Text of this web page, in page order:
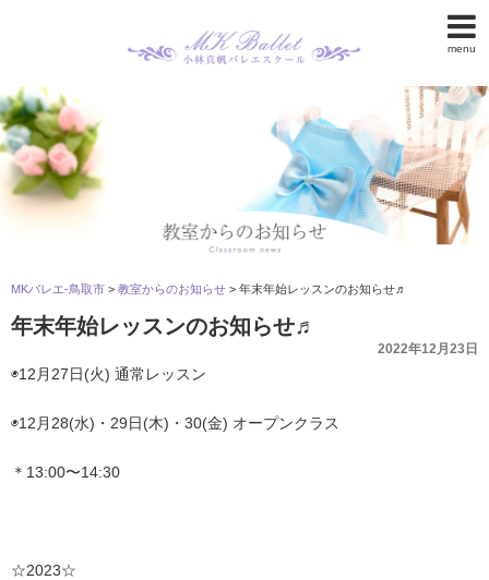
menu
MKバレエ-鳥取市 > 教室からのお知らせ > 年末年始レッスンのお知らせ♬
年末年始レッスンのお知らせ♬
2022年12月23日
◉12月27日(火) 通常レッスン
◉12月28(水)・29日(木)・30(金) オープンクラス
＊13:00〜14:30
☆2023☆